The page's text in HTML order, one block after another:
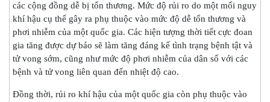
các cộng đồng dễ bị tổn thương. Mức độ rủi ro do một mối nguy
khí hậu cụ thể gây ra phụ thuộc vào mức độ dễ tổn thương và
phơi nhiễm của một quốc gia. Các hiện tượng thời tiết cực đoan
gia tăng được dự báo sẽ làm tăng đáng kể tình trạng bệnh tật và
tử vong sớm, cũng như mức độ phơi nhiễm của dân số với các
bệnh và tử vong liên quan đến nhiệt độ cao.
Đồng thời, rủi ro khí hậu của một quốc gia còn phụ thuộc vào